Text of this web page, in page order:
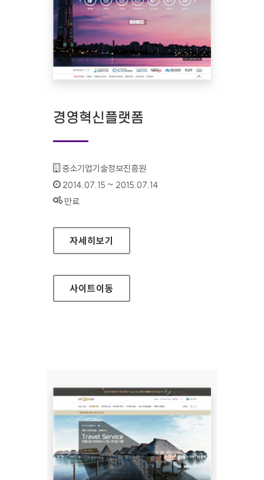
경영혁신플랫폼
기관명 :
중소기업기술정보진흥원
인증기간 :
2014.07.15 ~ 2015.07.14
상태 :
만료
경영혁신플랫폼
자세히보기
사이트이동